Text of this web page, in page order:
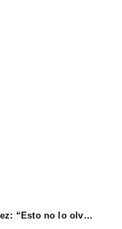
Nori Rodríguez: “Esto no lo olvidaré en la vida”